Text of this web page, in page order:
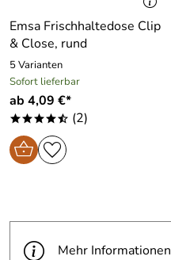
Emsa Frischhaltedose Clip
& Close, rund
5 Varianten
Sofort lieferbar
ab 4,09 €*
****/ (2)
Mehr Informationen